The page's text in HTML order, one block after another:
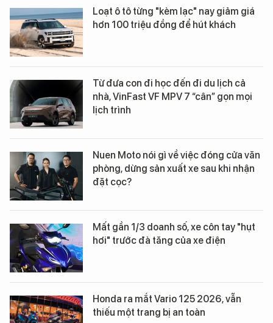
Loạt ô tô từng "kèm lạc" nay giảm giá
hơn 100 triệu đồng để hút khách
Từ đưa con đi học đến đi du lịch cả
nhà, VinFast VF MPV 7 “cân” gọn mọi
lịch trình
Nuen Moto nói gì về việc đóng cửa văn
phòng, dừng sản xuất xe sau khi nhận
đặt cọc?
Mất gần 1/3 doanh số, xe côn tay "hụt
hơi" trước đà tăng của xe điện
Honda ra mắt Vario 125 2026, vẫn
thiếu một trang bị an toàn